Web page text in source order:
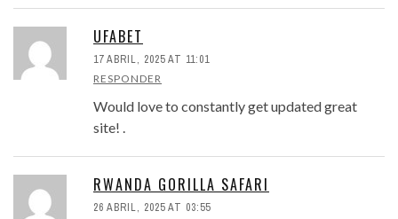
UFABET
17 ABRIL, 2025 AT 11:01
RESPONDER
Would love to constantly get updated great
site! .
RWANDA GORILLA SAFARI
26 ABRIL, 2025 AT 03:55